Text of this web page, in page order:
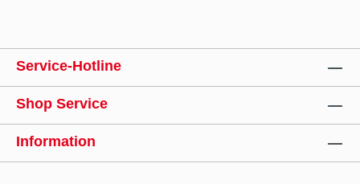
Service-Hotline
Shop Service
Information